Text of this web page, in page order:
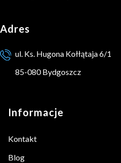
Adres
ul. Ks. Hugona Kołłątaja 6/1
85-080 Bydgoszcz
Linki w stopce
Informacje
Kontakt
Blog